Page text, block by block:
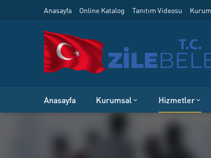
Anasayfa Online Katalog Tanıtım Videosu
Anasayfa Kurumsal Hizmetler